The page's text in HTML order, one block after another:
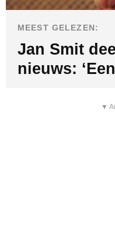
MEEST GELEZEN:
Jan Smit
nieuws:
▼